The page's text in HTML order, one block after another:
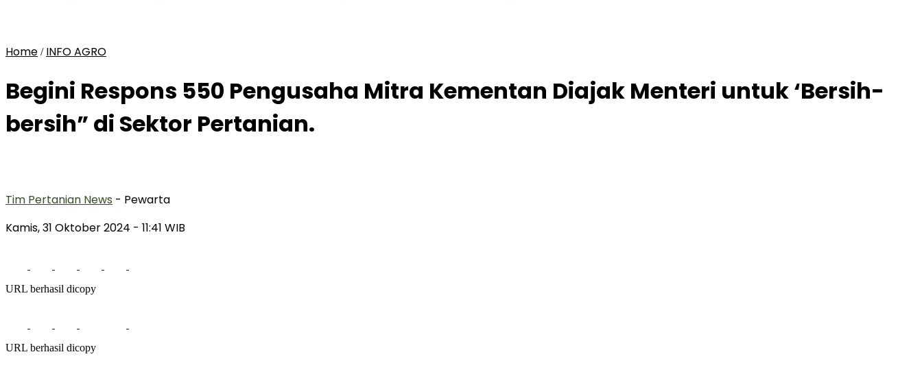
Home / INFO AGRO
Begini Respons 550 Pengusaha Mitra Kementan Diajak Menteri untuk ‘Bersih-
bersih” di Sektor Pertanian.
Tim Pertanian News - Pewarta
Kamis, 31 Oktober 2024 - 11:41 WIB
URL berhasil dicopy
URL berhasil dicopy